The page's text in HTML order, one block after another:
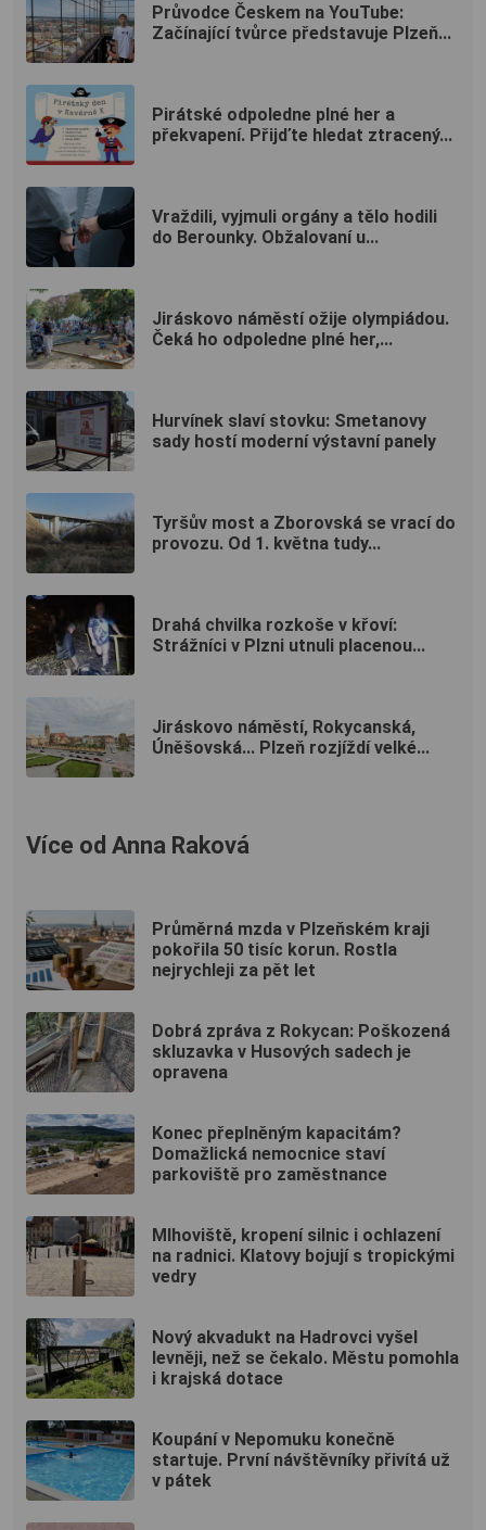
Průvodce Českem na YouTube:
Začínající tvůrce představuje Plzeň...
Pirátské odpoledne plné her a
překvapení. Přijďte hledat ztracený...
Vraždili, vyjmuli orgány a tělo hodili
do Berounky. Obžalovaní u...
Jiráskovo náměstí ožije olympiádou.
Čeká ho odpoledne plné her,...
Hurvínek slaví stovku: Smetanovy
sady hostí moderní výstavní panely
Tyršův most a Zborovská se vrací do
provozu. Od 1. května tudy...
Drahá chvilka rozkoše v křoví:
Strážníci v Plzni utnuli placenou...
Jiráskovo náměstí, Rokycanská,
Úněšovská... Plzeň rozjíždí velké...
Více od Anna Raková
Průměrná mzda v Plzeňském kraji
pokořila 50 tisíc korun. Rostla
nejrychleji za pět let
Dobrá zpráva z Rokycan: Poškozená
skluzavka v Husových sadech je
opravena
Konec přeplněným kapacitám?
Domažlická nemocnice staví
parkoviště pro zaměstnance
Mlhoviště, kropení silnic i ochlazení
na radnici. Klatovy bojují s tropickými
vedry
Nový akvadukt na Hadrovci vyšel
levněji, než se čekalo. Městu pomohla
i krajská dotace
Koupání v Nepomuku konečně
startuje. První návštěvníky přivítá už
v pátek